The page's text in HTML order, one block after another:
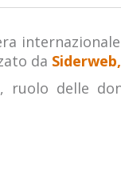
da Siderweb,
delle